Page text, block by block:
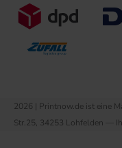
2026 | Printnow.de ist eine
Str.25, 34253 Lohfelden —